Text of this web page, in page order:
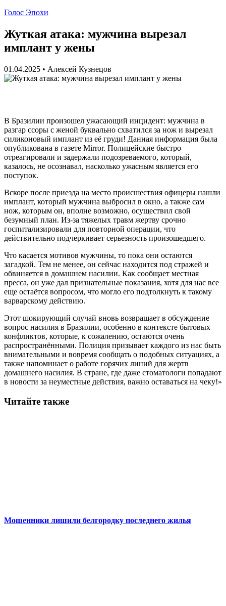
Голос Эпохи
Жуткая атака: мужчина вырезал
имплант у жены
01.04.2025 • Алексей Кузнецов
В Бразилии произошел ужасающий инцидент: мужчина в
разгар ссоры с женой буквально схватился за нож и вырезал
силиконовый имплант из её груди! Данная информация была
опубликована в газете Mirror. Полицейские быстро
отреагировали и задержали подозреваемого, который,
казалось, не осознавал, насколько ужасным является его
поступок.
Вскоре после приезда на место происшествия офицеры нашли
имплант, который мужчина выбросил в окно, а также сам
нож, которым он, вполне возможно, осуществил свой
безумный план. Из-за тяжелых травм жертву срочно
госпитализировали для повторной операции, что
действительно подчеркивает серьезность произошедшего.
Что касается мотивов мужчины, то пока они остаются
загадкой. Тем не менее, он сейчас находится под стражей и
обвиняется в домашнем насилии. Как сообщает местная
пресса, он уже дал признательные показания, хотя для нас все
еще остаётся вопросом, что могло его подтолкнуть к такому
варварскому действию.
Этот шокирующий случай вновь возвращает в обсуждение
вопрос насилия в Бразилии, особенно в контексте бытовых
конфликтов, которые, к сожалению, остаются очень
распространёнными. Полиция призывает каждого из нас быть
внимательными и вовремя сообщать о подобных ситуациях, а
также напоминает о работе горячих линий для жертв
домашнего насилия. В стране, где даже стоматологи попадают
в новости за неуместные действия, важно оставаться на чеку!»
Читайте также
Мошенники лишили белгородку последнего жилья